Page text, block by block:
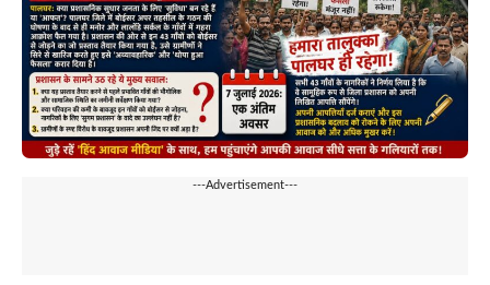
---Advertisement---